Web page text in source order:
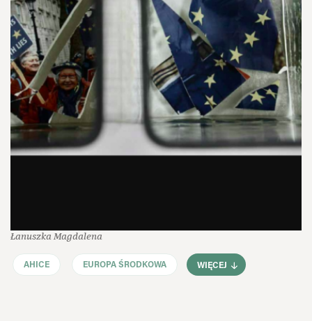
Łanuszka Magdalena
AHICE EUROPA ŚRODKOWA WIĘCEJ